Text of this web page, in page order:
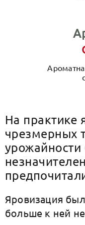
На практике
чрезмерных
Яровизация
больше к ней